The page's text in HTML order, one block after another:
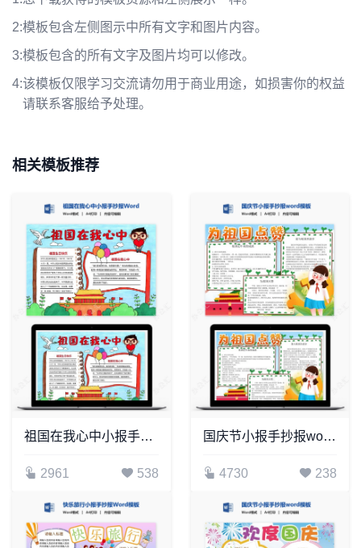
2:模板包含左侧图示中所有文字和图片内容。
3:模板包含的所有文字及图片均可以修改。
4:该模板仅限学习交流请勿用于商业用途，如损害你的权益
请联系客服给予处理。
相关模板推荐
祖国在我心中小报手抄报Word模板电子
2961 538
国庆节小报手抄报word模板(8)
4730 238